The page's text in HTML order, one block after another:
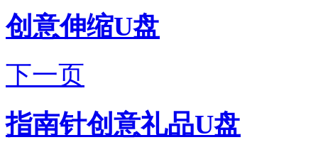
创意伸缩U盘
下一页
指南针创意礼品U盘